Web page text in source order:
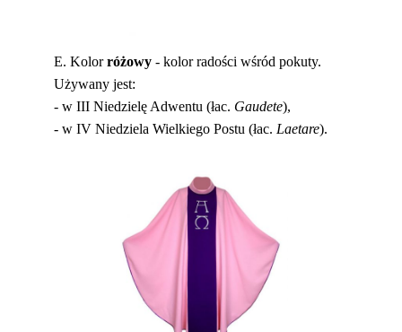
E. Kolorróżowy - kolor radości wśród pokuty.
Używany jest:
- w III Niedzielę Adwentu (łac. Gaudete),
- w IV Niedziela Wielkiego Postu (łac. Laetare).